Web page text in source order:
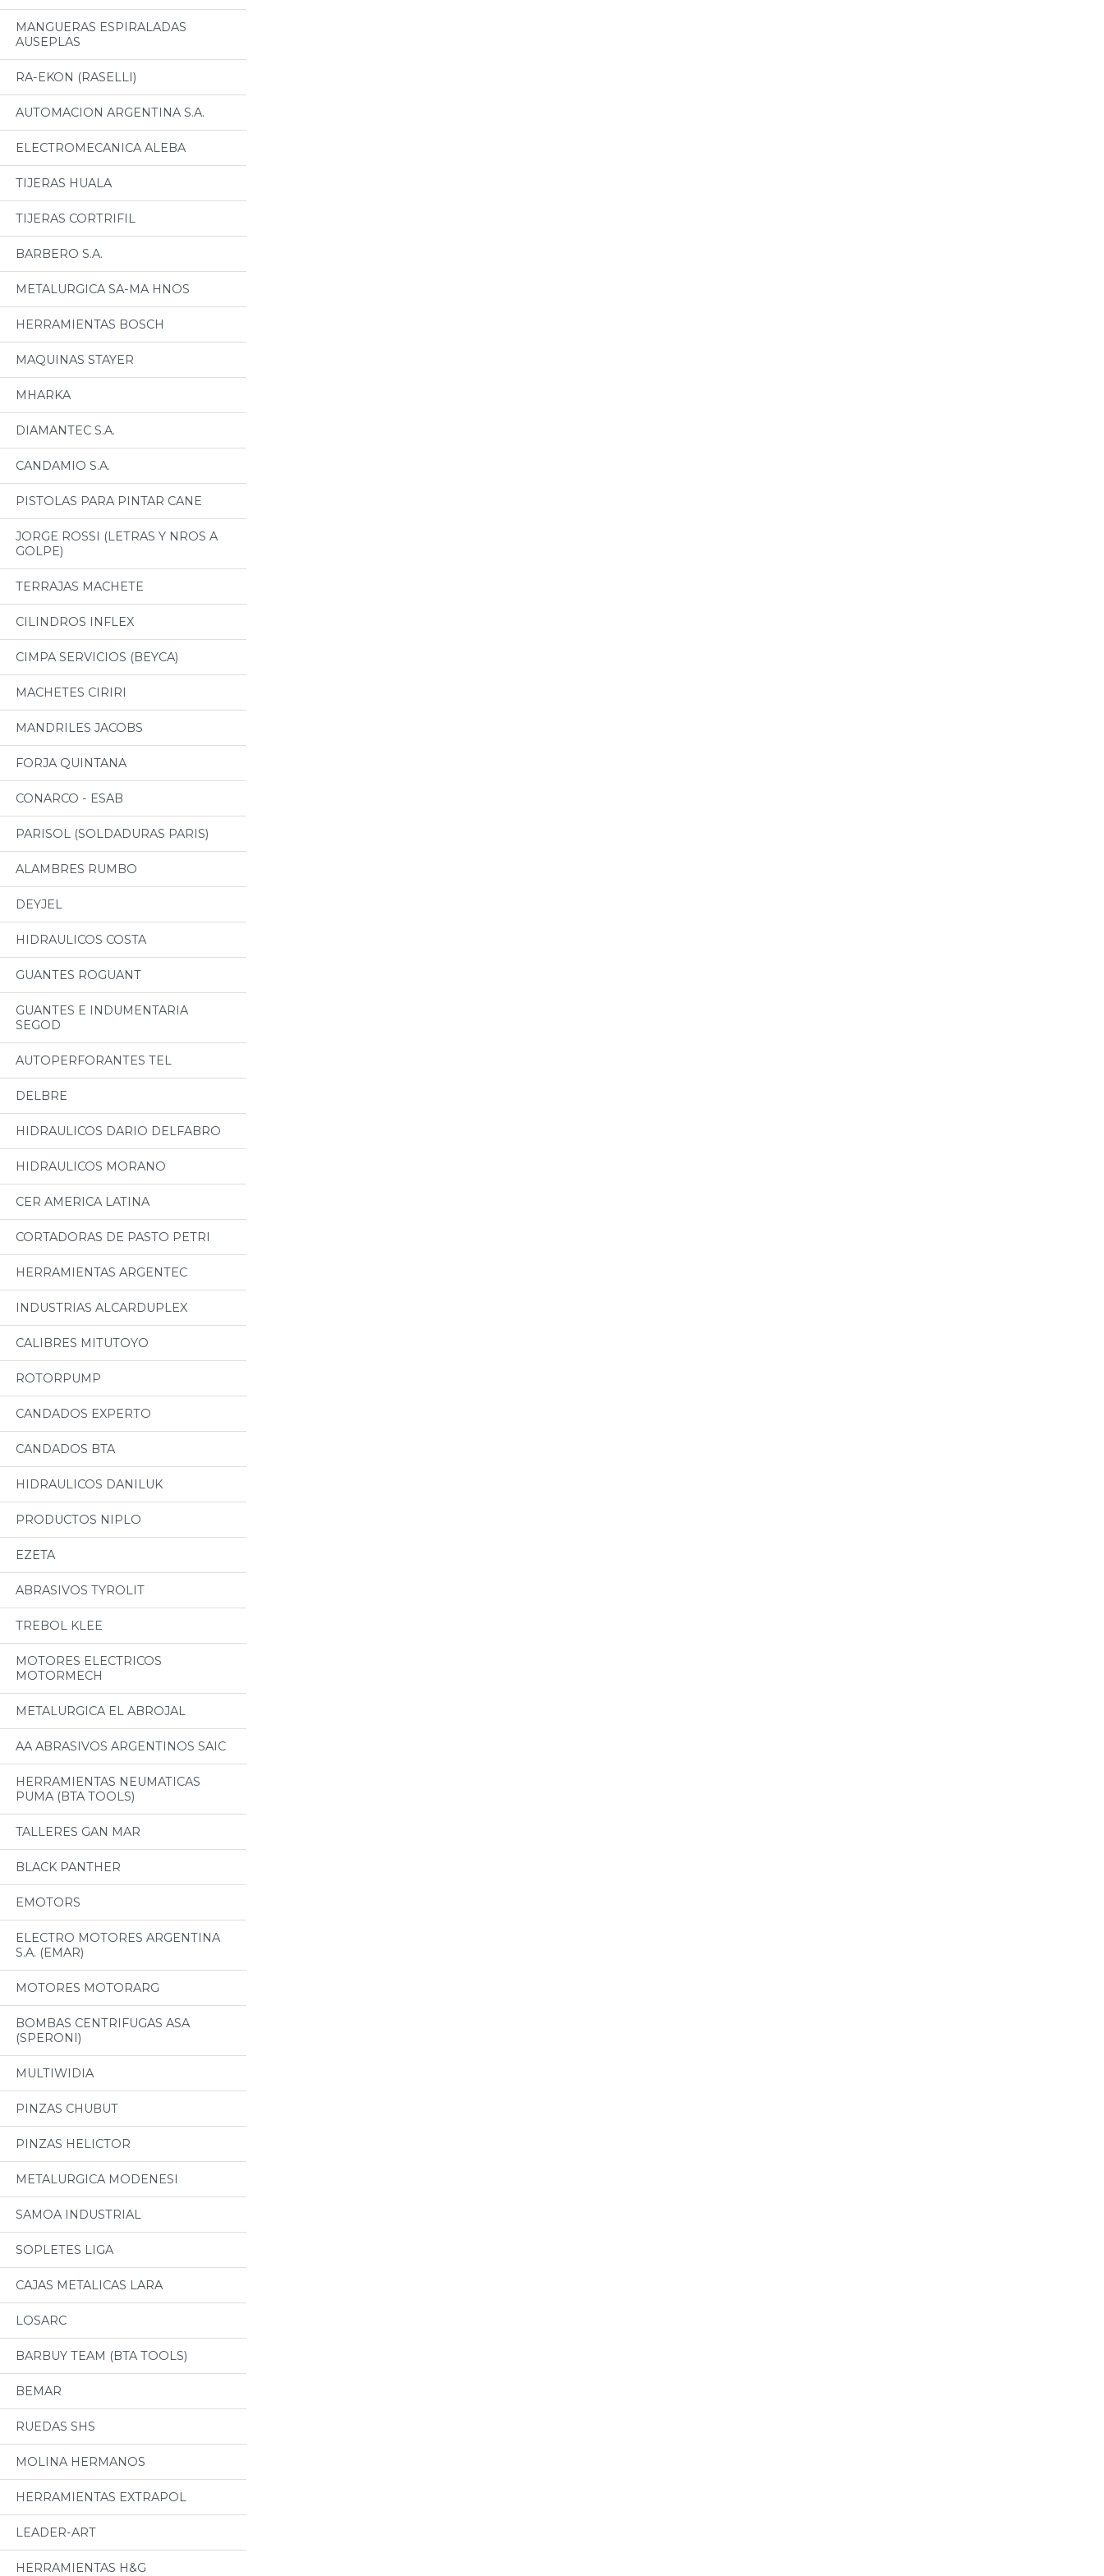
MANGUERAS ESPIRALADAS
AUSEPLAS
RA-EKON (RASELLI)
AUTOMACION ARGENTINA S.A.
ELECTROMECANICA ALEBA
TIJERAS HUALA
TIJERAS CORTRIFIL
BARBERO S.A.
METALURGICA SA-MA HNOS
HERRAMIENTAS BOSCH
MAQUINAS STAYER
MHARKA
DIAMANTEC S.A.
CANDAMIO S.A.
PISTOLAS PARA PINTAR CANE
JORGE ROSSI (LETRAS Y NROS A
GOLPE)
TERRAJAS MACHETE
CILINDROS INFLEX
CIMPA SERVICIOS (BEYCA)
MACHETES CIRIRI
MANDRILES JACOBS
FORJA QUINTANA
CONARCO - ESAB
PARISOL (SOLDADURAS PARIS)
ALAMBRES RUMBO
DEYJEL
HIDRAULICOS COSTA
GUANTES ROGUANT
GUANTES E INDUMENTARIA
SEGOD
AUTOPERFORANTES TEL
DELBRE
HIDRAULICOS DARIO DELFABRO
HIDRAULICOS MORANO
CER AMERICA LATINA
CORTADORAS DE PASTO PETRI
HERRAMIENTAS ARGENTEC
INDUSTRIAS ALCARDUPLEX
CALIBRES MITUTOYO
ROTORPUMP
CANDADOS EXPERTO
CANDADOS BTA
HIDRAULICOS DANILUK
PRODUCTOS NIPLO
EZETA
ABRASIVOS TYROLIT
TREBOL KLEE
MOTORES ELECTRICOS
MOTORMECH
METALURGICA EL ABROJAL
AA ABRASIVOS ARGENTINOS SAIC
HERRAMIENTAS NEUMATICAS
PUMA (BTA TOOLS)
TALLERES GAN MAR
BLACK PANTHER
EMOTORS
ELECTRO MOTORES ARGENTINA
S.A. (EMAR)
MOTORES MOTORARG
BOMBAS CENTRIFUGAS ASA
(SPERONI)
MULTIWIDIA
PINZAS CHUBUT
PINZAS HELICTOR
METALURGICA MODENESI
SAMOA INDUSTRIAL
SOPLETES LIGA
CAJAS METALICAS LARA
LOSARC
BARBUY TEAM (BTA TOOLS)
BEMAR
RUEDAS SHS
MOLINA HERMANOS
HERRAMIENTAS EXTRAPOL
LEADER-ART
HERRAMIENTAS H&G